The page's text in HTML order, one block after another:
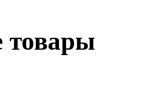
товары